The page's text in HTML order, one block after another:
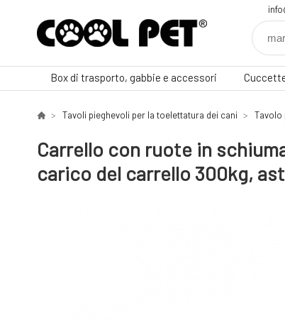
Box di trasporto, gabbie e accessori
Tavoli pieghevoli per la toelettatura dei cani Tavolo
Carrello con ruote in
carico del carrello 300kg,